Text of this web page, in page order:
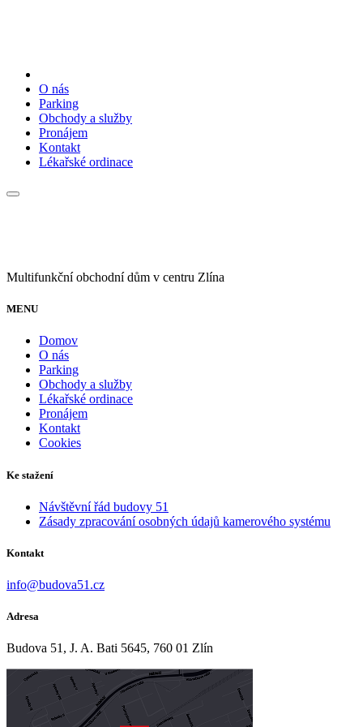
O nás
Parking
Obchody a služby
Pronájem
Kontakt
Lékařské ordinace
Multifunkční obchodní dům v centru Zlína
MENU
Domov
O nás
Parking
Obchody a služby
Lékařské ordinace
Pronájem
Kontakt
Cookies
Ke stažení
Návštěvní řád budovy 51
Zásady zpracování osobných údajů kamerového systému
Kontakt
info@budova51.cz
Adresa
Budova 51, J. A. Bati 5645, 760 01 Zlín